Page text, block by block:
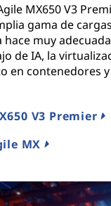
MX650 V3
gama de
muy
de IA, la
en contenedores
V3 Premier
MX